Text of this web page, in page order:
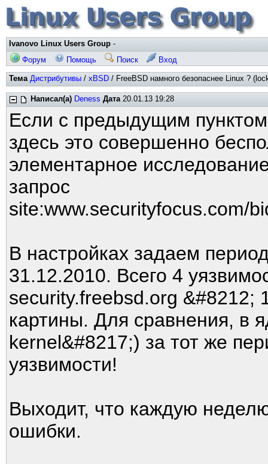
Ivanovo Linux Users Group -
Форум
Помощь Поиск Вход
Тема Дистрибутивы / xBSD / FreeBSD намного безопаснее Linux ?
Написал(а) Deness Дата20.01.13 19:28
Если с предыдущим
здесь это совершенно
элементарное
запрос
site:www.securityfocus.com/
В настройках задаем
31.12.2010. Всего 4
security.freebsd.org &#8212;
картины. Для сравнения, в
kernel&#8217;) за тот же
уязвимости!
Выходит, что каждую
ошибки.